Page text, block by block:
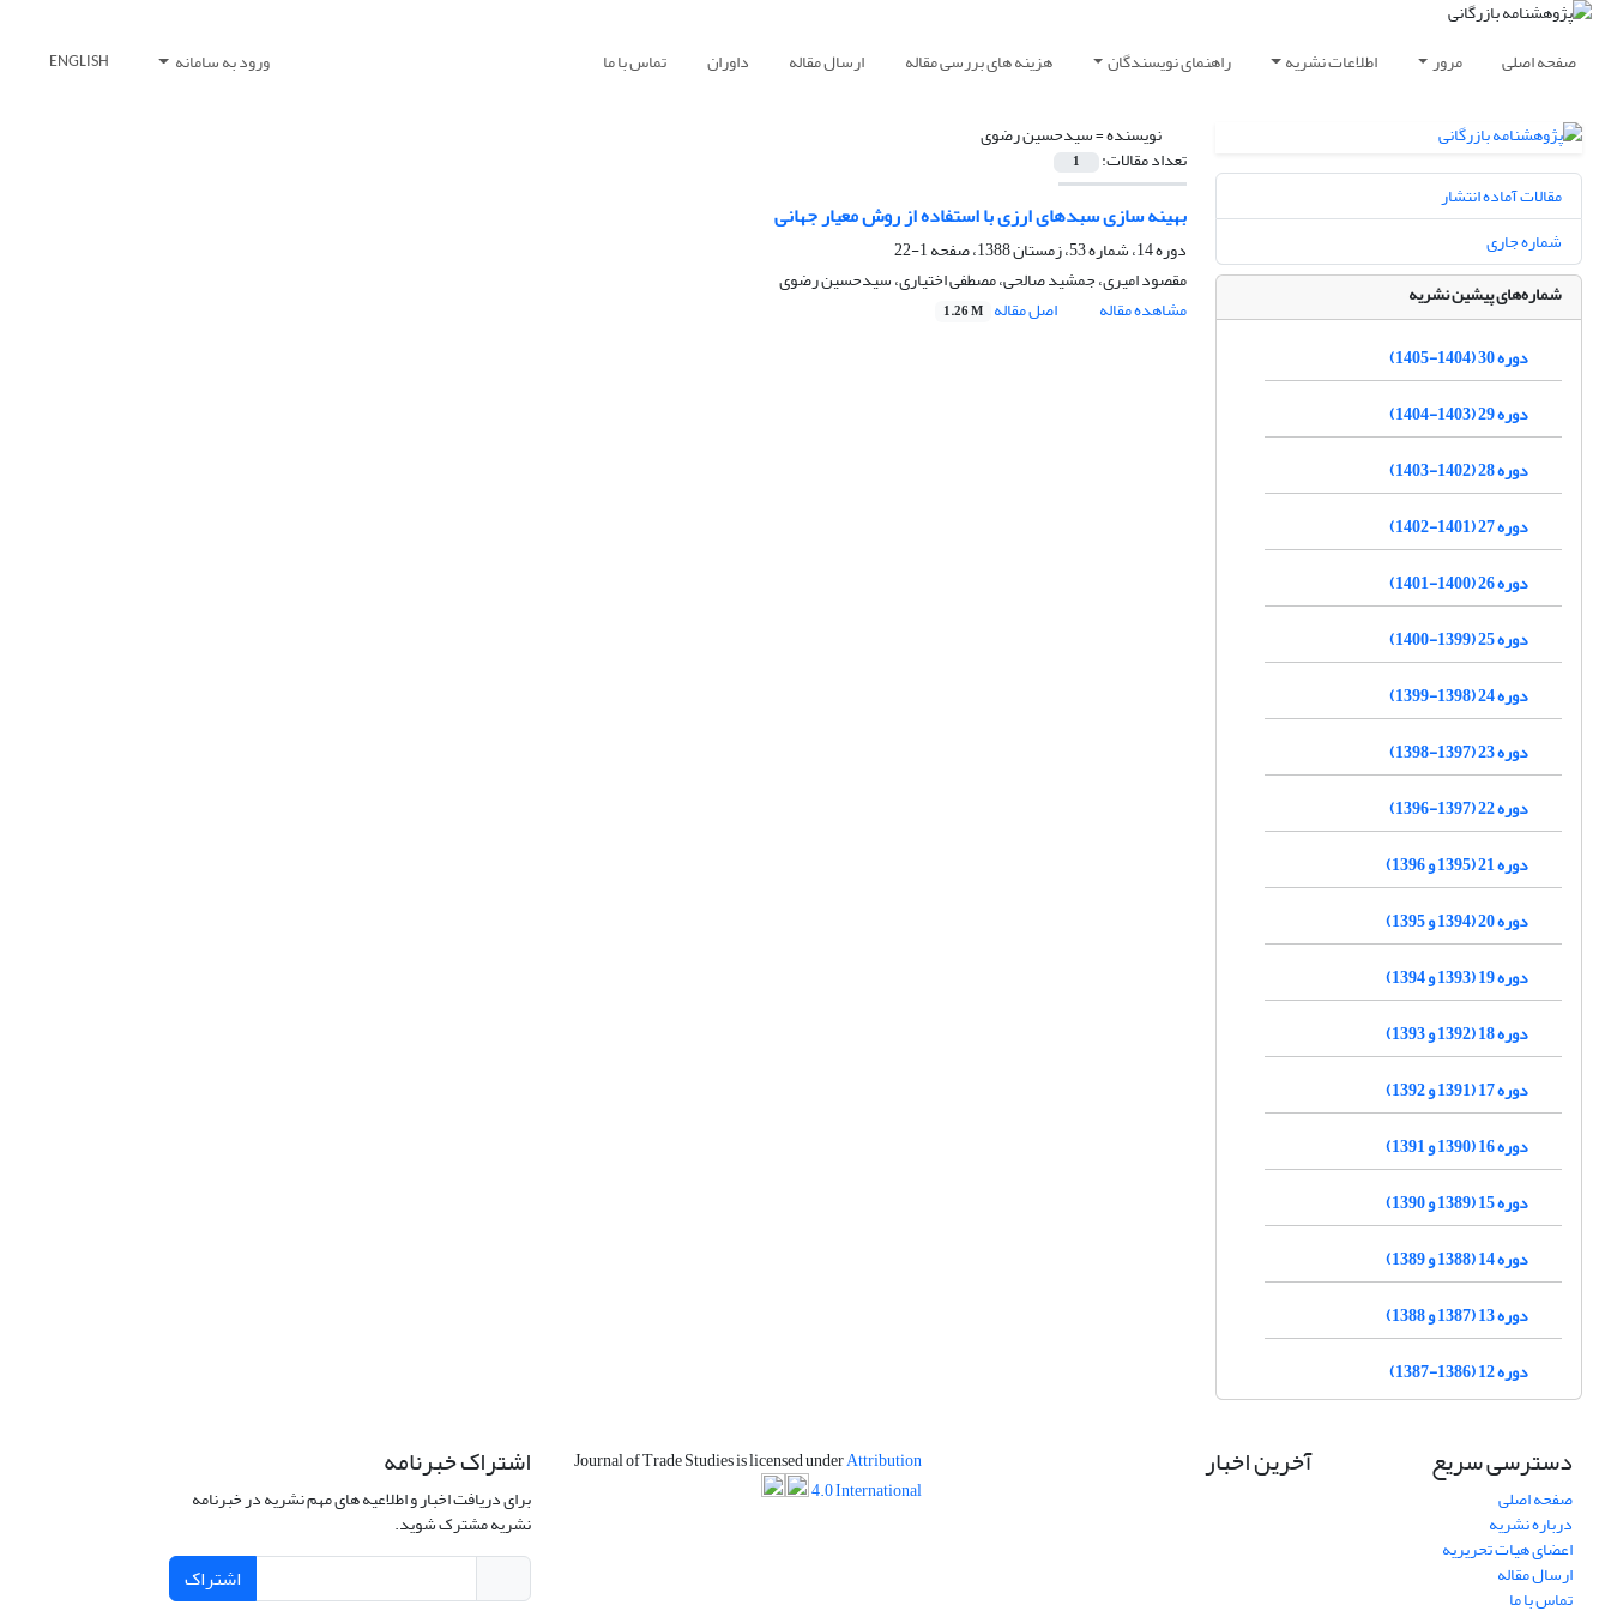
صفحه اصلی مرور اطلاعات نشریه راهنمای نویسندگان هزینه های بررسی مقاله ارسال مقاله داوران تماس با ما ورود به سامانه ENGLISH
نویسنده =سیدحسین رضوی
تعداد مقالات: 1
بهینه سازی سبدهای ارزی با استفاده از روش معیار جهانی
دوره 14، شماره 53، زمستان 1388، صفحه
1-22
مقصود امیری، جمشید صالحی، مصطفی اختیاری، سیدحسین رضوی
مشاهده مقاله
اصل مقاله 1.26 M
مقالات آماده انتشار
شماره جاری
شماره‌های پیشین نشریه
دوره 30 (1404-1405)
دوره 29 (1403-1404)
دوره 28 (1402-1403)
دوره 27 (1401-1402)
دوره 26 (1400-1401)
دوره 25 (1399-1400)
دوره 24 (1398-1399)
دوره 23 (1397-1398)
دوره 22 (1397-1396)
دوره 21 (1395 و 1396)
دوره 20 (1394 و 1395)
دوره 19 (1393 و 1394)
دوره 18 (1392 و 1393)
دوره 17 (1391 و 1392)
دوره 16 (1390 و 1391)
دوره 15 (1389 و 1390)
دوره 14 (1388 و 1389)
دوره 13 (1387 و 1388)
دوره 12 (1386-1387)
دسترسی سریع
صفحه اصلی
درباره نشریه
اعضای هیات تحریریه
ارسال مقاله
تماس با ما
آخرین اخبار Journal of Trade Studies is licensed underAttribution
4.0 International
اشتراک خبرنامه
برای دریافت اخبار و اطلاعیه های مهم نشریه در خبرنامه
نشریه مشترک شوید.
اشتراک